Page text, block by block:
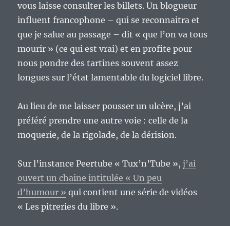
vous laisse consulter les billets. Un blogueur
influent francophone – qui se reconnaitra et
que je salue au passage – dit « que l’on va tous
mourir » (ce qui est vrai) et en profite pour
nous pondre des tartines souvent assez
longues sur l’état lamentable du logiciel libre.
Au lieu de me laisser pousser un ulcère, j’ai
préféré prendre une autre voie : celle de la
moquerie, de la rigolade, de la dérision.
Sur l’instance Peertube « Tux’n’Tube »,j’ai
ouvert un chaine intitulée « Un peu
d’humour » qui contient une série de vidéos
« Les pitreries du libre ».